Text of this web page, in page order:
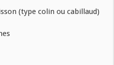
(type colin ou cabillaud)